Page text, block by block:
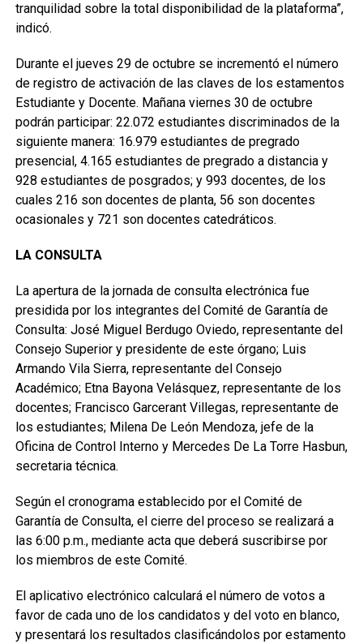
tranquilidad sobre la total disponibilidad de la plataforma”,
indicó.
Durante el jueves 29 de octubre se incrementó el número
de registro de activación de las claves de los estamentos
Estudiante y Docente. Mañana viernes 30 de octubre
podrán participar: 22.072 estudiantes discriminados de la
siguiente manera: 16.979 estudiantes de pregrado
presencial, 4.165 estudiantes de pregrado a distancia y
928 estudiantes de posgrados; y 993 docentes, de los
cuales 216 son docentes de planta, 56 son docentes
ocasionales y 721 son docentes catedráticos.
LA CONSULTA
La apertura de la jornada de consulta electrónica fue
presidida por los integrantes del Comité de Garantía de
Consulta: José Miguel Berdugo Oviedo, representante del
Consejo Superior y presidente de este órgano; Luis
Armando Vila Sierra, representante del Consejo
Académico; Etna Bayona Velásquez, representante de los
docentes; Francisco Garcerant Villegas, representante de
los estudiantes; Milena De León Mendoza, jefe de la
Oficina de Control Interno y Mercedes De La Torre Hasbun,
secretaria técnica.
Según el cronograma establecido por el Comité de
Garantía de Consulta, el cierre del proceso se realizará a
las 6:00 p.m., mediante acta que deberá suscribirse por
los miembros de este Comité.
El aplicativo electrónico calculará el número de votos a
favor de cada uno de los candidatos y del voto en blanco,
y presentará los resultados clasificándolos por estamento